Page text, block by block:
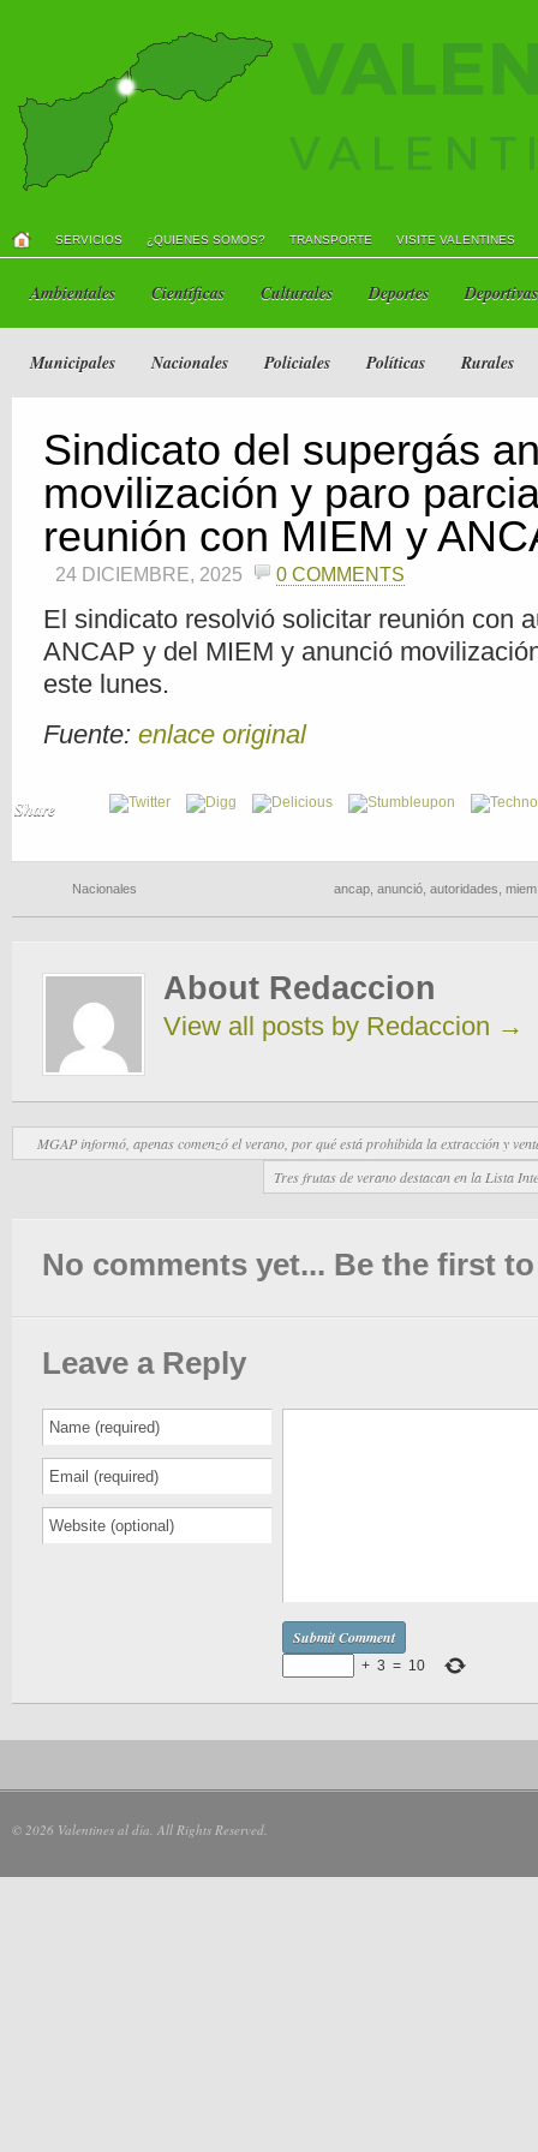
SERVICIOS ¿QUIENES SOMOS? TRANSPORTE VISITE VALENTINES
Ambientales Científicas Culturales Deportes Deportivas
Municipales Nacionales Policiales Políticas Rurales
Sindicato del supergás
movilización y paro
reunión con MIEM y
24 DICIEMBRE, 2025 0 COMMENTS
El sindicato resolvió solicitar reunión con
ANCAP y del MIEM y anunció
este lunes.
Fuente: enlace original
Share
Nacionales ancap anunció autoridades miem
About Redaccion
View all posts by Redaccion →
MGAP informó, apenas comenzó el verano, por qué está prohibida la extracción y
Tres frutas de verano destacan en la Lista
No comments yet... Be the first
Leave a Reply
+ 3 = 10
© 2026 Valentines al día. All Rights Reserved.